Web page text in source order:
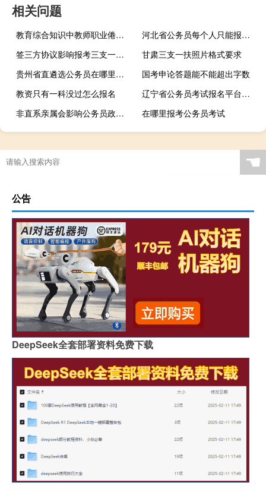
相关问题
教育综合知识中教师职业倦怠的干预方法有哪些
河北省公务员每个人只能报一个职位吗
签三方协议影响报考三支一扶吗
甘肃三支一扶照片格式要求
贵州省直遴选公务员在哪里报名
国考申论答题能不能超出字数
教资只有一科没过怎么报名
辽宁省公务员考试报名平台是什么
非直系亲属会影响公务员政审吗
在哪里报考公务员考试
☚
公告
DeepSeek全套部署资料免费下载